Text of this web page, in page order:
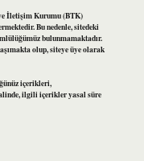
İletişim Kurumu (BTK)
Bu nedenle, sitedeki
bulunmamaktadır.
olup, siteye üye olarak
içerikleri,
ilgili içerikler yasal süre